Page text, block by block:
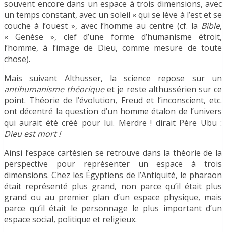
souvent encore dans un espace à trois dimensions, avec
un temps constant, avec un soleil « qui se lève à l’est et se
couche à l’ouest », avec l’homme au centre (cf. la Bible,
« Genèse », clef d’une forme d’humanisme étroit,
l’homme, à l’image de Dieu, comme mesure de toute
chose).
Mais suivant Althusser, la science repose sur un
antihumanisme théoriqueet je reste althussérien sur ce
point. Théorie de l’évolution, Freud et l’inconscient, etc.
ont décentré la question d’un homme étalon de l’univers
qui aurait été créé pour lui. Merdre ! dirait Père Ubu :
Dieu est mort !
Ainsi l’espace cartésien se retrouve dans la théorie de la
perspective pour représenter un espace à trois
dimensions. Chez les Égyptiens de l’Antiquité, le pharaon
était représenté plus grand, non parce qu’il était plus
grand ou au premier plan d’un espace physique, mais
parce qu’il était le personnage le plus important d’un
espace social, politique et religieux.